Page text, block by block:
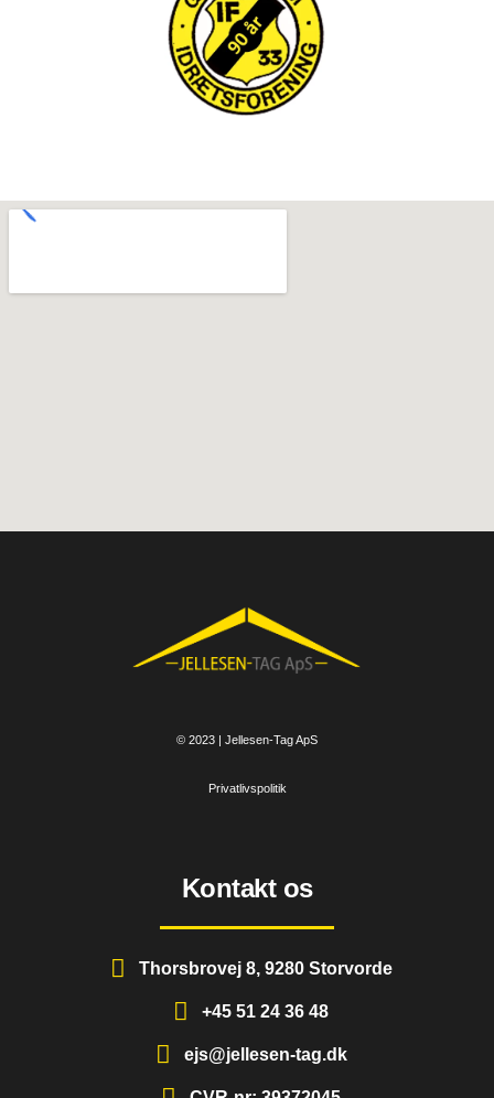
© 2023 | Jellesen-Tag ApS
Privatlivspolitik
Kontakt os
Thorsbrovej 8, 9280 Storvorde
+45 51 24 36 48
ejs@jellesen-tag.dk